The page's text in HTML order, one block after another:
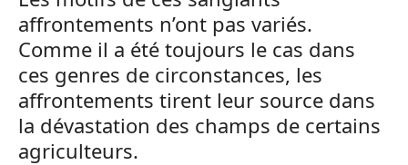
affrontements n’ont pas variés.
Comme il a été toujours le cas dans
ces genres de circonstances, les
affrontements tirent leur source dans
la dévastation des champs de certains
agriculteurs.